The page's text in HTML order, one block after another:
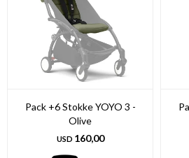
Pack +6 Stokke YOYO 3 -
Olive
USD 160,00